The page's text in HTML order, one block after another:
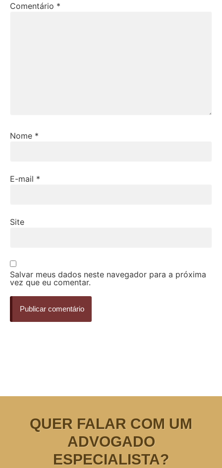
Comentário *
Nome *
E-mail *
Site
Salvar meus dados neste navegador para a próxima
vez que eu comentar.
QUER FALAR COM UM
ADVOGADO
ESPECIALISTA?